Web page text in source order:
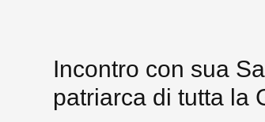
Incontro con sua
patriarca di tutta la